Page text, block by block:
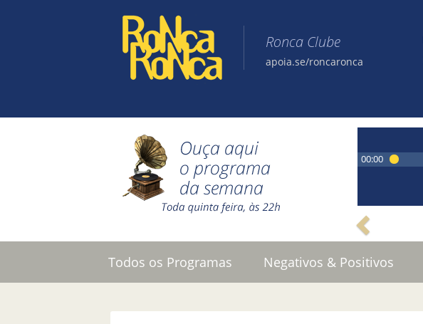
Ronca Clube
apoia.se/roncaronca
00:00
Todos os Programas Negativos & Positivos